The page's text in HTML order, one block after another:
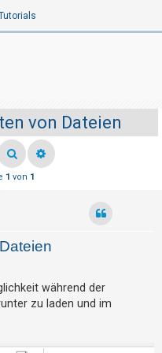
von Dateien
1 von 1
während der
zu laden und im